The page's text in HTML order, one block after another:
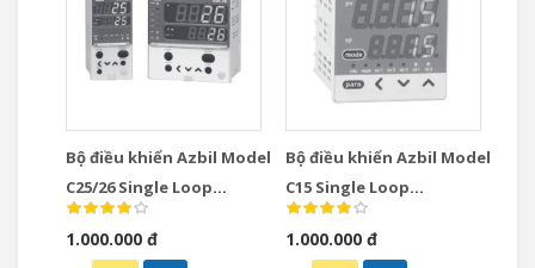
Bộ điều khiển Azbil Model
C25/26 Single Loop
Controllers
1.000.000 đ
Bộ điều khiển Azbil Model
C15 Single Loop
Controllers
1.000.000 đ